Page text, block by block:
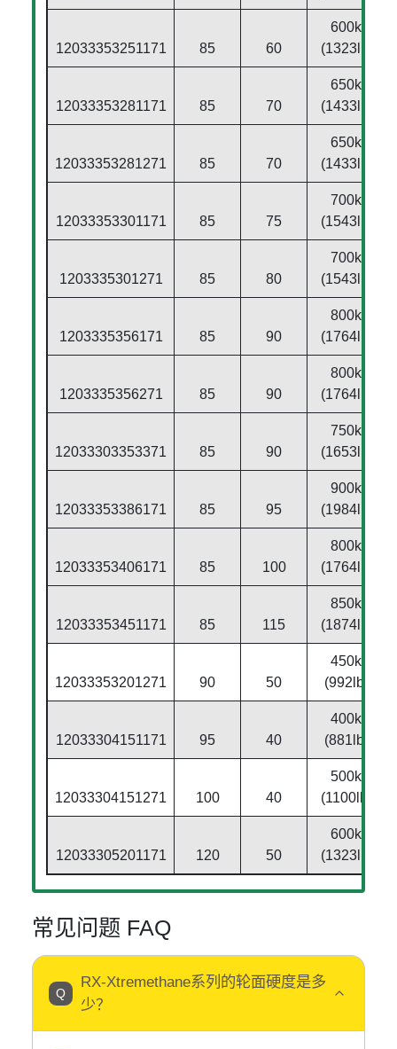
12033353251171 85 60
600kg
(1323lbs)
12033353281171 85 70
650kg
(1433lbs)
12033353281271 85 70
650kg
(1433lbs)
12033353301171 85 75
700kg
(1543lbs)
1203335301271 85 80
700kg
(1543lbs)
1203335356171 85 90
800kg
(1764lbs)
1203335356271 85 90
800kg
(1764lbs)
12033303353371 85 90
750kg
(1653lbs)
12033353386171 85 95
900kg
(1984lbs)
12033353406171 85 100
800kg
(1764lbs)
12033353451171 85 115
850kg
(1874lbs)
12033353201271 90 50
450kg
(992lbs)
12033304151171 95 40
400kg
(881lbs)
12033304151271 100 40
500kg
(1100lbs)
12033305201171 120 50
600kg
(1323lbs)
常见问题 FAQ
RX-Xtremethane系列的轮面硬度是多
少？